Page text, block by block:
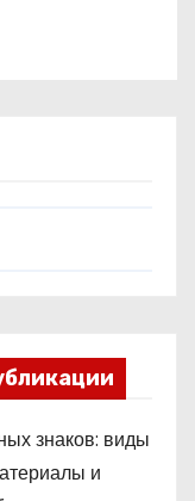
знаков: виды
и